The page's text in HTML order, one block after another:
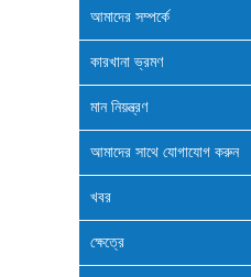
আমাদের সম্পর্কে
কারখানা ভ্রমণ
মান নিয়ন্ত্রণ
আমাদের সাথে যোগাযোগ করুন
খবর
ক্ষেত্রে